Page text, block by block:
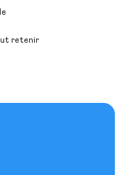
retenir